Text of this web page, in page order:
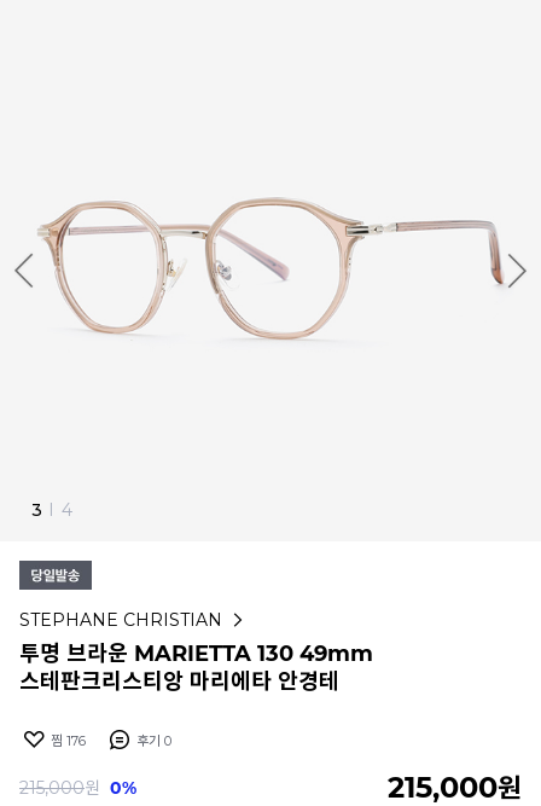
3 I 4
STEPHANE CHRISTIAN
투명 브라운 MARIETTA 130 49mm
스테판크리스티앙 마리에타 안경테
찜 176 후기 0
215,000원 0% 215,000원